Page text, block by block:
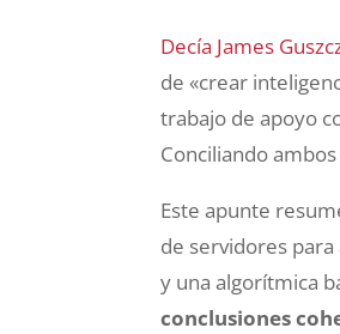
Decía James
de «crear
trabajo de apoyo
Conciliando
Este apunte
de servidores
y una algorítmica
conclusiones